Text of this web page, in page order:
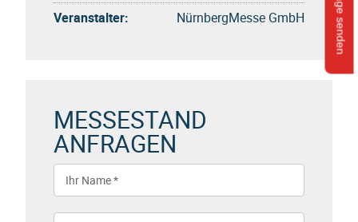
Veranstalter: NürnbergMesse GmbH
MESSESTAND
ANFRAGEN